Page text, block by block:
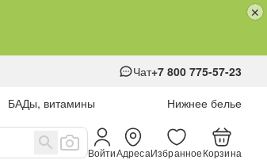
Чат+7 800 775-57-23
БАДы, витамины Нижнее белье
ВойтиАдресаИзбранноеКорзина